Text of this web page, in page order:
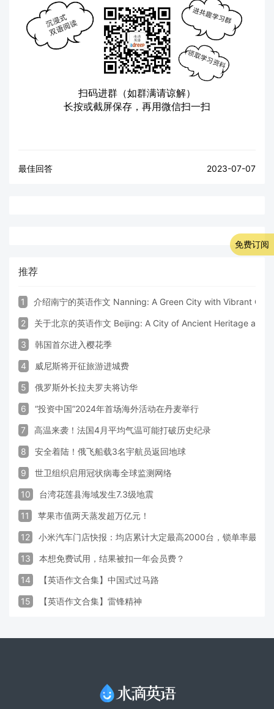
扫码进群（如群满请谅解）
长按或截屏保存，再用微信扫一扫
最佳回答 2023-07-07
推荐
1 介绍南宁的英语作文 Nanning: A Green City with Vibrant
2 关于北京的英语作文 Beijing: A City of Ancient Heritage and
3 韩国首尔进入樱花季
4 威尼斯将开征旅游进城费
5 俄罗斯外长拉夫罗夫将访华
6 “投资中国”2024年首场海外活动在丹麦举行
7 高温来袭！法国4月平均气温可能打破历史纪录
8 安全着陆！俄飞船载3名宇航员返回地球
9 世卫组织启用冠状病毒全球监测网络
10 台湾花莲县海域发生7.3级地震
11 苹果市值两天蒸发超万亿元！
12 小米汽车门店快报：均店累计大定最高2000台，锁单率最高
13 本想免费试用，结果被扣一年会员费？
14 【英语作文合集】中国式过马路
15 【英语作文合集】雷锋精神
免费订阅